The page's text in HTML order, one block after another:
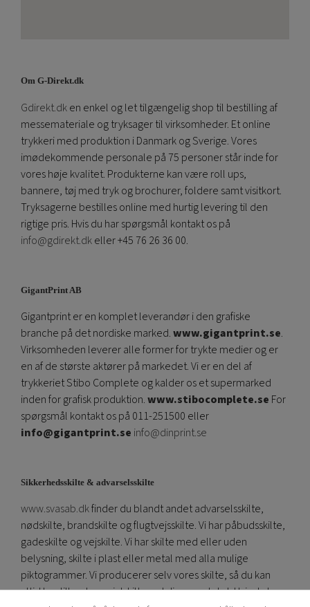
Om G-Direkt.dk
Gdirekt.dken enkel og let tilgængelig shop til bestilling af
messemateriale og tryksager til virksomheder. Et online
trykkeri med produktion i Danmark og Sverige. Vores
imødekommende personale på 75 personer står inde for
vores høje kvalitet. Produkterne kan være roll ups,
bannere, tøj med tryk og brochurer, foldere samt visitkort.
Tryksagerne bestilles online med hurtig levering til den
rigtige pris. Hvis du har spørgsmål kontakt os på
info@gdirekt.dkeller +45 76 26 36 00.
GigantPrint AB
Gigantprint er en komplet leverandør i den grafiske
branche på det nordiske marked.www.gigantprint.se.
Virksomheden leverer alle former for trykte medier og er
en af ​​de største aktører på markedet. Vi er en del af
trykkeriet Stibo Complete og kalder os et supermarked
inden for grafisk produktion.www.stibocomplete.se For
spørgsmål kontakt os på 011-251500 eller
info@gigantprint.se info@dinprint.se
Sikkerhedsskilte & advarselsskilte
www.svasab.dkfinder du blandt andet advarselsskilte,
nødskilte, brandskilte og flugtvejsskilte. Vi har påbudsskilte,
gadeskilte og vejskilte. Vi har skilte med eller uden
belysning, skilte i plast eller metal med alla mulige
piktogrammer. Vi producerer selv vores skilte, så du kan
altid bestille et specialskilt med din egen tekst. Hvis du har